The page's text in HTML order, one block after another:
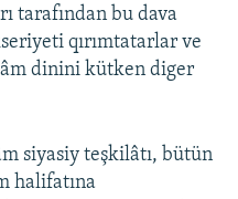
tarafından bu dava
qırımtatarlar ve
dinini kütken diger
siyasiy teşkilâtı, bütün
halifatına